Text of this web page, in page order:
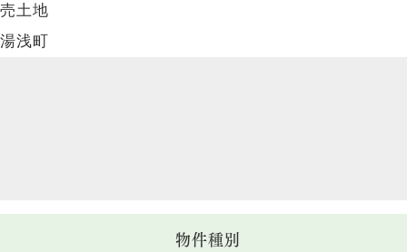
売土地
湯浅町
物件種別